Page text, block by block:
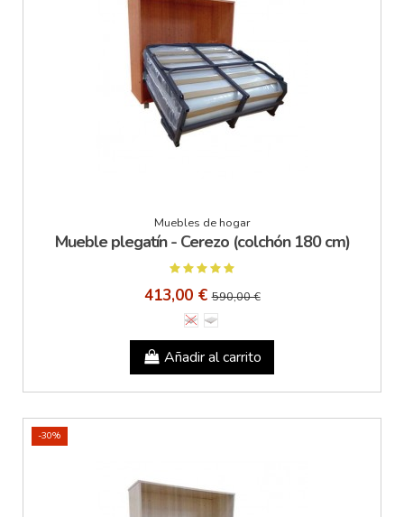
Muebles de hogar
Mueble plegatín - Cerezo (colchón 180 cm)
413,00 €590,00 €
Añadir al carrito
-30%